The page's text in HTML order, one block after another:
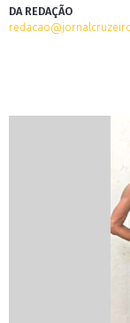
DA REDAÇÃO